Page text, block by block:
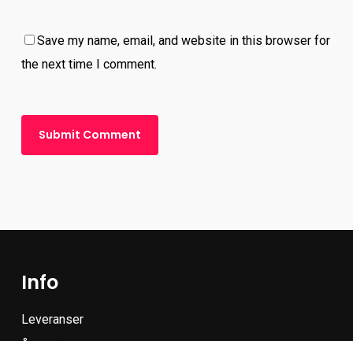
Save my name, email, and website in this browser for
the next time I comment.
Info
Leveranser